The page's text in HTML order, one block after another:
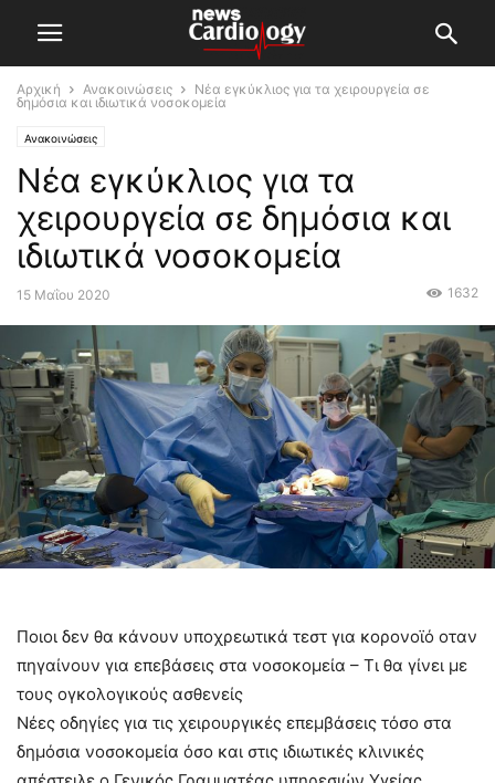
Αρχική Ανακοινώσεις
Νέα εγκύκλιος για τα χειρουργεία σε
δημόσια και ιδιωτικά νοσοκομεία
Ανακοινώσεις
Νέα εγκύκλιος για τα
χειρουργεία σε δημόσια και
ιδιωτικά νοσοκομεία
15 Μαΐου 2020 1632
Ποιοι δεν θα κάνουν υποχρεωτικά τεστ για κορονοϊό οταν
πηγαίνουν για επεβάσεις στα νοσοκομεία – Τι θα γίνει με
τους ογκολογικούς ασθενείς
Νέες οδηγίες για τις χειρουργικές επεμβάσεις τόσο στα
δημόσια νοσοκομεία όσο και στις ιδιωτικές κλινικές